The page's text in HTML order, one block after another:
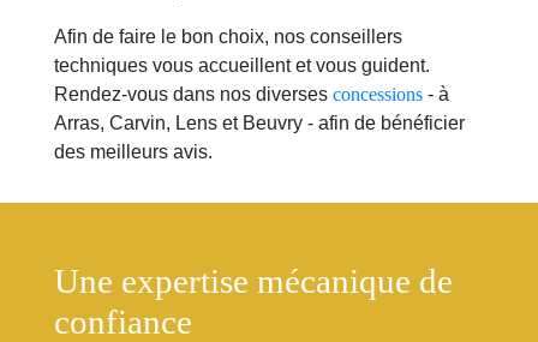
Afin de faire le bon choix, nos conseillers
techniques vous accueillent et vous guident.
Rendez-vous dans nos diverses concessions - à
Arras, Carvin, Lens et Beuvry - afin de bénéficier
des meilleurs avis.
Une expertise mécanique de
confiance